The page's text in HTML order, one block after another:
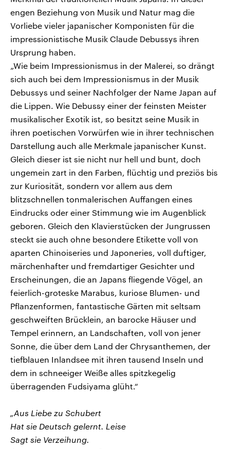
engen Beziehung von Musik und Natur mag die
Vorliebe vieler japanischer Komponisten für die
impressionistische Musik Claude Debussys ihren
Ursprung haben.
„Wie beim Impressionismus in der Malerei, so drängt
sich auch bei dem Impressionismus in der Musik
Debussys und seiner Nachfolger der Name Japan auf
die Lippen. Wie Debussy einer der feinsten Meister
musikalischer Exotik ist, so besitzt seine Musik in
ihren poetischen Vorwürfen wie in ihrer technischen
Darstellung auch alle Merkmale japanischer Kunst.
Gleich dieser ist sie nicht nur hell und bunt, doch
ungemein zart in den Farben, flüchtig und preziös bis
zur Kuriosität, sondern vor allem aus dem
blitzschnellen tonmalerischen Auffangen eines
Eindrucks oder einer Stimmung wie im Augenblick
geboren. Gleich den Klavierstücken der Jungrussen
steckt sie auch ohne besondere Etikette voll von
aparten Chinoiseries und Japoneries, voll duftiger,
märchenhafter und fremdartiger Gesichter und
Erscheinungen, die an Japans fliegende Vögel, an
feierlich-groteske Marabus, kuriose Blumen- und
Pflanzenformen, fantastische Gärten mit seltsam
geschweiften Brücklein, an barocke Häuser und
Tempel erinnern, an Landschaften, voll von jener
Sonne, die über dem Land der Chrysanthemen, der
tiefblauen Inlandsee mit ihren tausend Inseln und
dem in schneeiger Weiße alles spitzkegelig
überragenden Fudsiyama glüht.“
„Aus Liebe zu Schubert
Hat sie Deutsch gelernt. Leise
Sagt sie Verzeihung.